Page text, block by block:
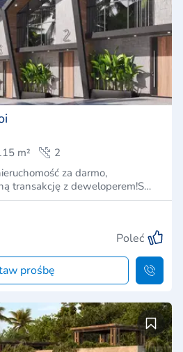
m²
2
za darmo,
transakcję z deweloperem!S…
Poleć
prośbę